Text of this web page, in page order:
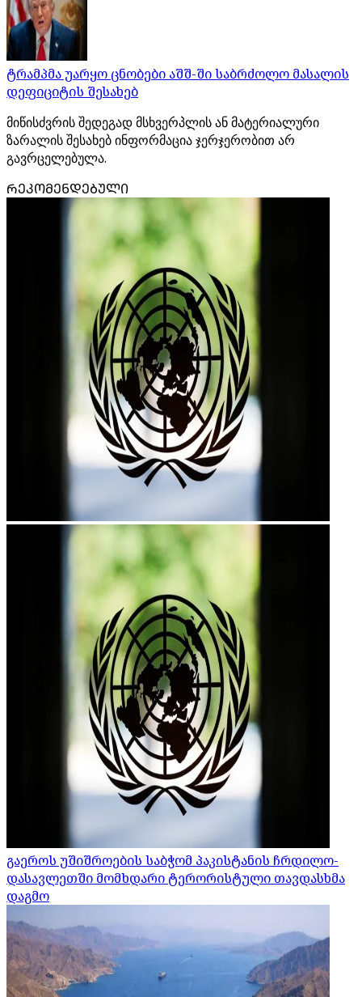
ტრამპმა უარყო ცნობები აშშ-ში საბრძოლო მასალის
დეფიციტის შესახებ
მიწისძვრის შედეგად მსხვერპლის ან მატერიალური
ზარალის შესახებ ინფორმაცია ჯერჯერობით არ
გავრცელებულა.
ᲠᲔᲙᲝᲛᲔᲜᲓᲔᲑᲣᲚᲘ
გაეროს უშიშროების საბჭომ პაკისტანის ჩრდილო-
დასავლეთში მომხდარი ტერორისტული თავდასხმა
დაგმო